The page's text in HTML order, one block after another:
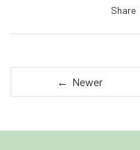
Share
← Newer